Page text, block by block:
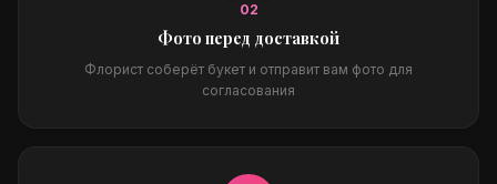
02
Фото перед доставкой
Флорист соберёт букет и отправит вам фото для
согласования